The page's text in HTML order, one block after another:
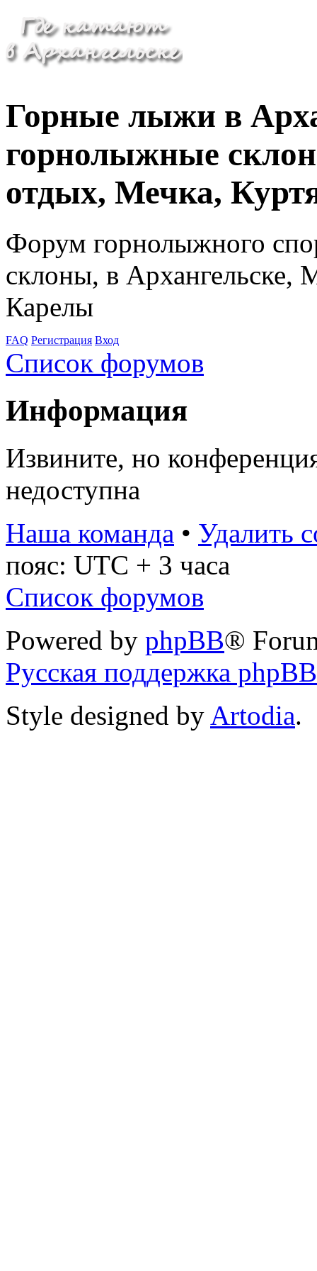
Горные лыжи в
горнолыжные
отдых, Мечка,
Форум горнолыжного
склоны, в Архангельске,
Карелы
FAQ Регистрация Вход
Список форумов
Информация
Извините, но
недоступна
Наша команда • Удалить
пояс: UTC + 3 часа
Список форумов
Powered by phpBB®
Русская поддержка phpBB
Style designed by Artodia.